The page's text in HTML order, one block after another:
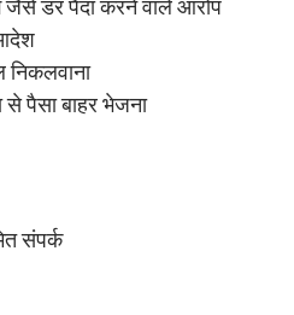
जैसे डर पैदा करने वाले आरोप
पैसा बाहर भेजना
संपर्क